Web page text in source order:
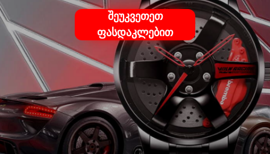
შეუკვეთეთ
ფასდაკლებით